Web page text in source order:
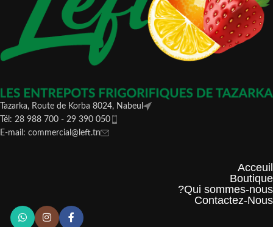
Tazarka, Route de Korba 8024, Nabeul
Tél: 28 988 700 - 29 390 050
E-mail: commercial@left.tn
Acceuil
Boutique
Qui sommes-nous?
Contactez-Nous